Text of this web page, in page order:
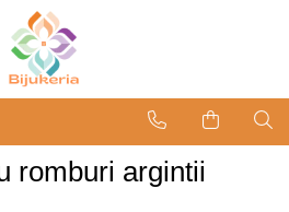
romburi argintii